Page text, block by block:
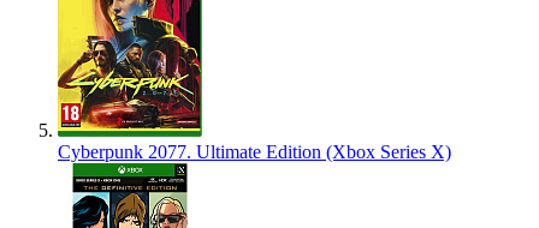
Cyberpunk 2077. Ultimate Edition (Xbox Series X)